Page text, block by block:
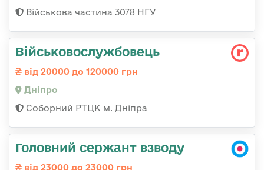
Військова частина 3078 НГУ
Військовослужбовець
від 20000 до 120000 грн
Дніпро
Соборний РТЦК м. Дніпра
Головний сержант взводу
від 23000 до 23000 грн